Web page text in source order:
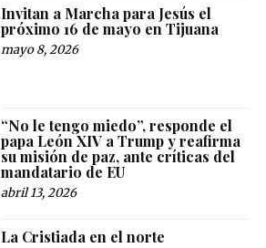
Invitan a Marcha para Jesús el
próximo 16 de mayo en Tijuana
mayo 8, 2026
“No le tengo miedo”, responde el
papa León XIV a Trump y reafirma
su misión de paz, ante críticas del
mandatario de EU
abril 13, 2026
La Cristiada en el norte